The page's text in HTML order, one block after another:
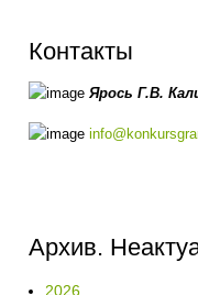
Контакты
Ярось Г.В.
Архив.
2026